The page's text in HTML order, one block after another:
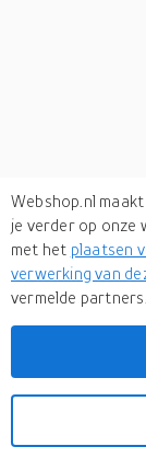
Webshop.nl
je verder op onze
met het plaatsen
verwerking van
vermelde partners.